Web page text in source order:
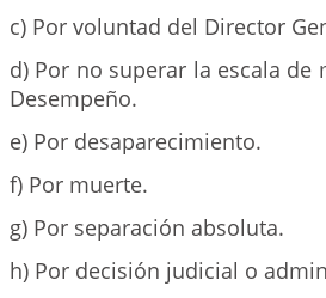
c) Por voluntad del Director
d) Por no superar la escala
Desempeño.
e) Por desaparecimiento.
f) Por muerte.
g) Por separación absoluta.
h) Por decisión judicial o